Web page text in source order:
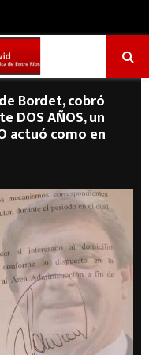
Bordet, cobró
DOS AÑOS, un
actuó como en